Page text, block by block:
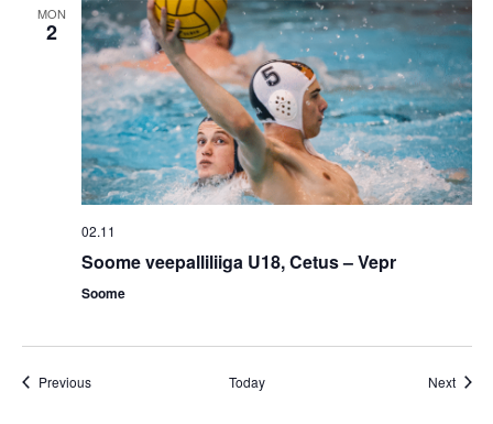
MON
2
02.11
Soome veepalliliiga U18, Cetus – Vepr
Soome
PreviousEvents Today Next